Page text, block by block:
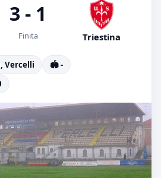
3 - 1
Finita Triestina
Vercelli
🏟️ -